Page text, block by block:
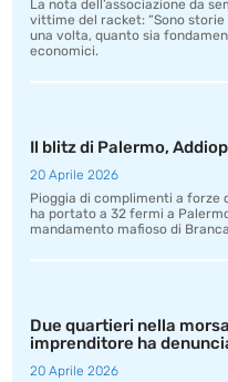
La nota dell’associazione da
vittime del racket: “Sono
una volta, quanto sia
economici.
Il blitz di Palermo,
20 Aprile 2026
Pioggia di complimenti a forze
ha portato a 32 fermi a
mandamento mafioso di
Due quartieri nella
imprenditore ha
20 Aprile 2026